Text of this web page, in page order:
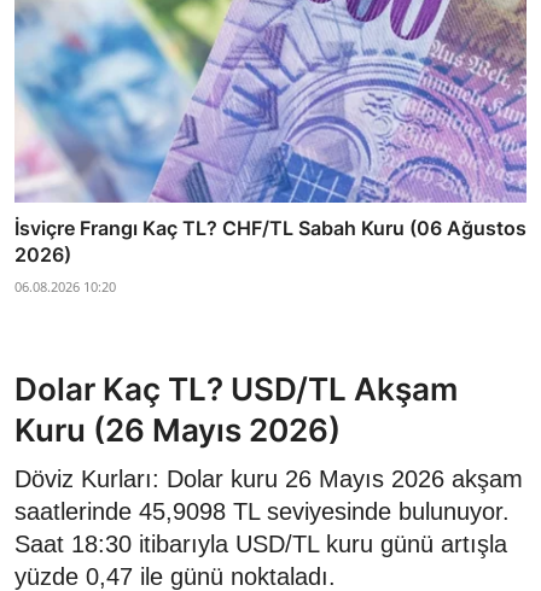
İsviçre Frangı Kaç TL? CHF/TL Sabah Kuru (06 Ağustos
2026)
06.08.2026 10:20
Dolar Kaç TL? USD/TL Akşam
Kuru (26 Mayıs 2026)
Döviz Kurları: Dolar kuru 26 Mayıs 2026 akşam
saatlerinde 45,9098 TL seviyesinde bulunuyor.
Saat 18:30 itibarıyla USD/TL kuru günü artışla
yüzde 0,47 ile günü noktaladı.